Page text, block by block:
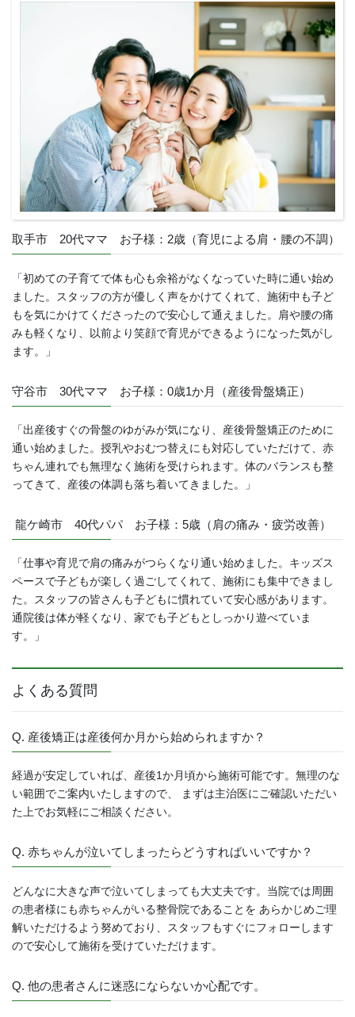
取手市 20代ママ お子様：2歳（育児による肩・腰の不調）
「初めての子育てで体も心も余裕がなくなっていた時に通い始め
ました。スタッフの方が優しく声をかけてくれて、施術中も子ど
もを気にかけてくださったので安心して通えました。肩や腰の痛
みも軽くなり、以前より笑顔で育児ができるようになった気がし
ます。」
守谷市 30代ママ お子様：0歳1か月（産後骨盤矯正）
「出産後すぐの骨盤のゆがみが気になり、産後骨盤矯正のために
通い始めました。授乳やおむつ替えにも対応していただけて、赤
ちゃん連れでも無理なく施術を受けられます。体のバランスも整
ってきて、産後の体調も落ち着いてきました。」
龍ケ崎市 40代パパ お子様：5歳（肩の痛み・疲労改善）
「仕事や育児で肩の痛みがつらくなり通い始めました。キッズス
ペースで子どもが楽しく過ごしてくれて、施術にも集中できまし
た。スタッフの皆さんも子どもに慣れていて安心感があります。
通院後は体が軽くなり、家でも子どもとしっかり遊べていま
す。」
よくある質問
Q. 産後矯正は産後何か月から始められますか？
経過が安定していれば、産後1か月頃から施術可能です。無理のな
い範囲でご案内いたしますので、 まずは主治医にご確認いただい
た上でお気軽にご相談ください。
Q. 赤ちゃんが泣いてしまったらどうすればいいですか？
どんなに大きな声で泣いてしまっても大丈夫です。当院では周囲
の患者様にも赤ちゃんがいる整骨院であることを あらかじめご理
解いただけるよう努めており、スタッフもすぐにフォローします
ので安心して施術を受けていただけます。
Q. 他の患者さんに迷惑にならないか心配です。